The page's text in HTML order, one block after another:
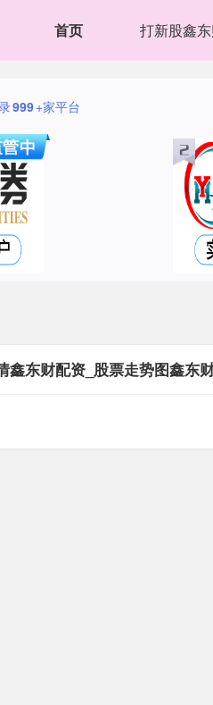
首页 打新股鑫
999+家平台
鑫东财配资_股票走势图鑫东